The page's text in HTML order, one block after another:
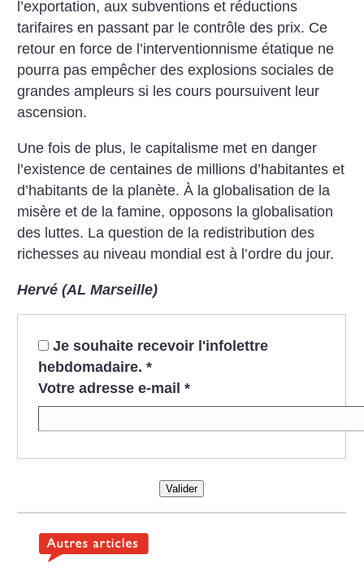
l’exportation, aux subventions et réductions
tarifaires en passant par le contrôle des prix. Ce
retour en force de l’interventionnisme étatique ne
pourra pas empêcher des explosions sociales de
grandes ampleurs si les cours poursuivent leur
ascension.
Une fois de plus, le capitalisme met en danger
l’existence de centaines de millions d’habitantes et
d’habitants de la planète. À la globalisation de la
misère et de la famine, opposons la globalisation
des luttes. La question de la redistribution des
richesses au niveau mondial est à l’ordre du jour.
Hervé (AL Marseille)
Je souhaite recevoir l'infolettre
hebdomadaire. *
Votre adresse e-mail *
Valider